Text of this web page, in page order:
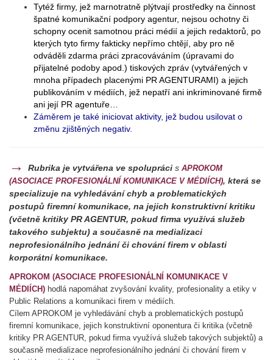
Tytéž firmy, jež marnotratně plýtvají prostředky na činnost
špatné komunikační podpory agentur, nejsou ochotny či
schopny ocenit samotnou práci médií a jejich redaktorů, po
kterých tyto firmy fakticky nepřímo chtějí, aby pro ně
odváděli zdarma práci zpracováváním (úpravami do
přijatelné podoby apod.) tiskových zpráv (vytvářených v
mnoha případech placenými PR AGENTURAMI) a jejich
publikováním v médiích, jež nepatří ani inkriminované firmě
ani její PR agentuře…
Záměrem je také iniciovat aktivity, jež budou usilovat o
změnu zjištěných negativ.
→ Rubrika je vytvářena ve spolupráci s APROKOM
(ASOCIACE PROFESIONÁLNÍ KOMUNIKACE V MÉDIÍCH), která se
specializuje na vyhledávání chyb a problematických
postupů firemní komunikace, na jejich konstruktivní kritiku
(včetně kritiky PR AGENTUR, pokud firma využívá služeb
takového subjektu) a současně na medializaci
neprofesionálního jednání či chování firem v oblasti
korporátní komunikace.
APROKOM (ASOCIACE PROFESIONÁLNÍ KOMUNIKACE V
MÉDIÍCH) hodlá napomáhat zvyšování kvality, profesionality a etiky v
Public Relations a komunikaci firem v médiích.
Cílem APROKOM je vyhledávání chyb a problematických postupů
firemní komunikace, jejich konstruktivní oponentura či kritika (včetně
kritiky PR AGENTUR, pokud firma využívá služeb takových subjektů) a
současně medializace neprofesionálního jednání či chování firem v